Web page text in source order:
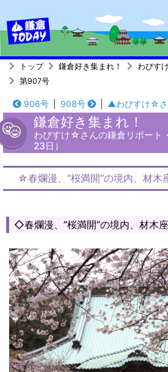
トップ 鎌倉好き集まれ！
わびす
第907号
906号 908号 ▲わびすけ☆さ
鎌倉好き集まれ！
わびすけ☆さんの鎌倉リポート
23日）
☆春爛漫、”桜満開”の境内、材木
◇春爛漫、”桜満開”の境内、材木